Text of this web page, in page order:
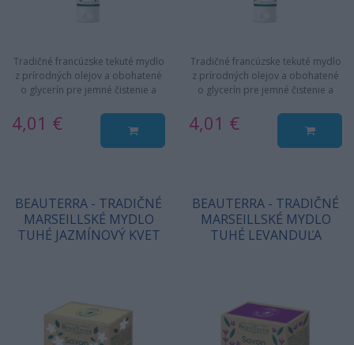
Tradičné francúzske tekuté mydlo
z prírodných olejov a obohatené
o glycerín pre jemné čistenie a
4,01 €
Tradičné francúzske tekuté mydlo
z prírodných olejov a obohatené
o glycerín pre jemné čistenie a
4,01 €
BEAUTERRA - TRADIČNÉ
MARSEILLSKÉ MYDLO
TUHÉ JAZMÍNOVÝ KVET
BEAUTERRA - TRADIČNÉ
MARSEILLSKÉ MYDLO
TUHÉ LEVANDUĽA